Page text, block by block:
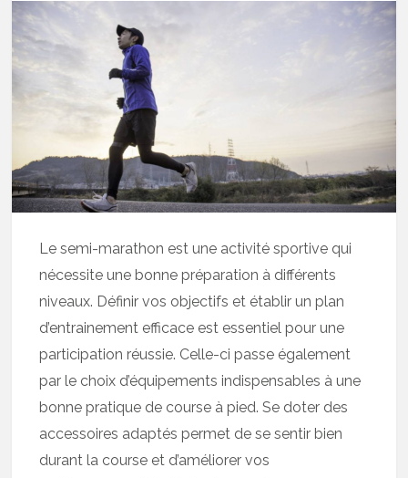
Le semi-marathon est une activité sportive qui
nécessite une bonne préparation à différents
niveaux. Définir vos objectifs et établir un plan
d’entrainement efficace est essentiel pour une
participation réussie. Celle-ci passe également
par le choix d’équipements indispensables à une
bonne pratique de course à pied. Se doter des
accessoires adaptés permet de se sentir bien
durant la course et d’améliorer vos